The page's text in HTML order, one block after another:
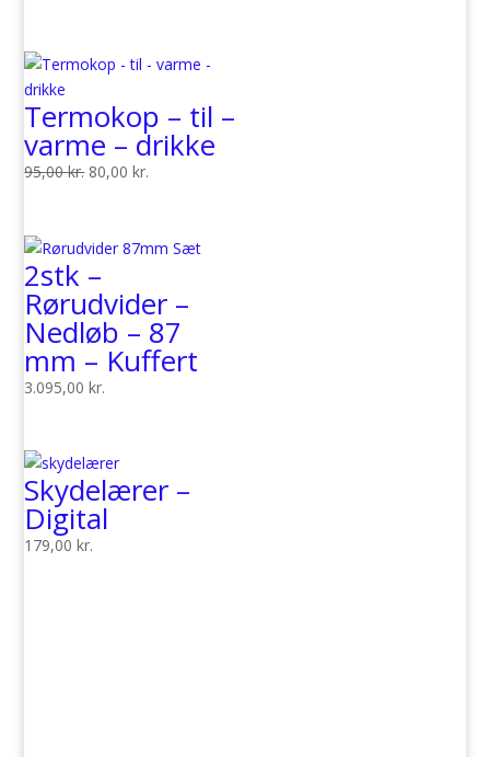
var:
er:
Termokop – til –
varme – drikke
95,00kr. Den
var:
80,00kr.
er:
2stk –
Rørudvider –
Nedløb – 87
mm – Kuffert
3.095,00kr.
Skydelærer –
Digital
179,00kr.